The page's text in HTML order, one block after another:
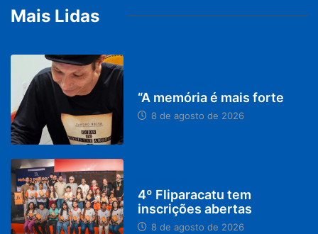
Mais Lidas
“A memória é mais forte
8 de agosto de 2026
4º Fliparacatu tem
inscrições abertas
8 de agosto de 2026